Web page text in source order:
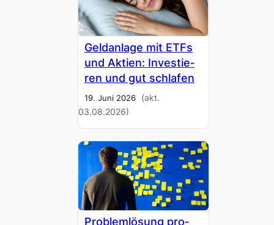
Geld­an­la­ge mit ETFs
und Akti­en: Inves­tie­
ren und gut schla­fen
19. Juni 2026
(akt.
03.08.2026)
Pro­blem­lö­sung pro­